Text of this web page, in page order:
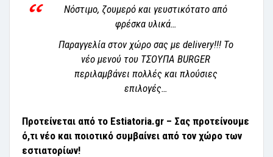
Νόστιμο, ζουμερό και γευστικότατο από
φρέσκα υλικά…
Παραγγελία στον χώρο σας με delivery!!! Το
νέο μενού του ΤΣΟΥΠΑ BURGER
περιλαμβάνει πολλές και πλούσιες
επιλογές…
Προτείνεται από το Estiatoria.gr – Σας προτείνουμε
ό,τι νέο και ποιοτικό συμβαίνει από τον χώρο των
εστιατορίων!